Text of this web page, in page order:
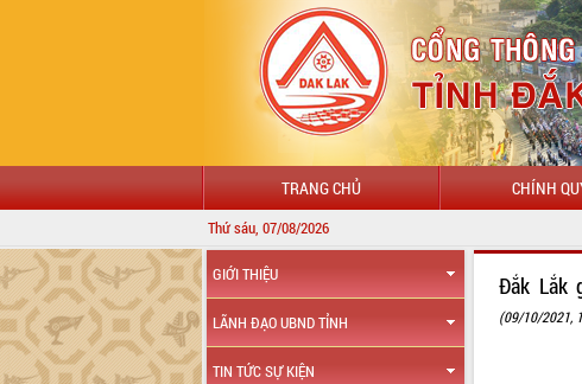
TRANG CHỦ CHÍNH
Thứ sáu, 07/08/2026
GIỚI THIỆU
LÃNH ĐẠO UBND TỈNH
TIN TỨC SỰ KIỆN
Đắk Lắk
(09/10/2021,